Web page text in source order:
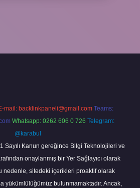
mail: backlinkpaneli@gmail.com Teams:
Whatsapp: 0262 606 0 726 Telegram:
@karabul
Sayılı Kanun gereğince Bilgi Teknolojileri ve
onaylanmış bir Yer Sağlayıcı olarak
nedenle, sitedeki içerikleri proaktif olarak
yükümlülüğümüz bulunmamaktadır. Ancak,